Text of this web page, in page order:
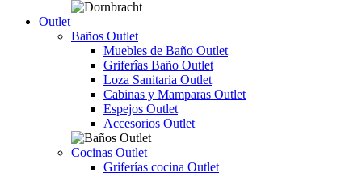
Outlet
Baños Outlet
Muebles de Baño Outlet
Griferîas Baño Outlet
Loza Sanitaria Outlet
Cabinas y Mamparas Outlet
Espejos Outlet
Accesorios Outlet
Cocinas Outlet
Griferías cocina Outlet